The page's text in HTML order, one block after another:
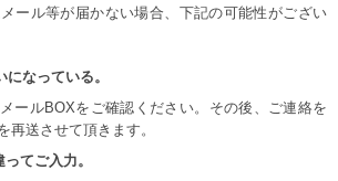
ール等が届かない場合、下記の可能性がござい
なっている。
ールBOXをご確認ください。その後、ご連絡を
再送させて頂きます。
てご入力。